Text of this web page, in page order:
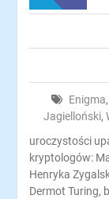
Enigma,
Jagielloński,
uroczystości
kryptologów:
Henryka
Dermot Turing,